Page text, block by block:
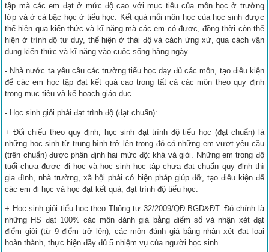
tập mà các em đạt ở mức độ cao với mục tiêu của môn học ở trường
lớp và ở cả bậc học ở tiểu học. Kết quả mỗi môn học của học sinh được
thể hiện qua kiến thức và kĩ năng mà các em có được, đồng thời còn thể
hiện ở trình độ tư duy, thể hiện ở thái độ và cách ứng xử, qua cách vận
dụng kiến thức và kĩ năng vào cuộc sống hàng ngày.
- Nhà nước ta yêu cầu các trường tiểu học dạy đủ các môn, tạo điều kiện
để các em học tập đạt kết quả cao trong tất cả các môn theo quy định
trong mục tiêu và kế hoạch giáo dục.
- Học sinh giỏi phải đạt trình độ (đạt chuẩn):
+ Đối chiếu theo quy định, học sinh đạt trình độ tiểu học (đạt chuẩn) là
những học sinh từ trung bình trở lên trong đó có những em vượt yêu cầu
(trên chuẩn) được phân định hai mức độ: khá và giỏi. Những em trong độ
tuổi chưa được đi học và học sinh học tập chưa đạt chuẩn quy định thì
gia đình, nhà trường, xã hội phải có biện pháp giúp đỡ, tạo điều kiện để
các em đi học và học đạt kết quả, đạt trình độ tiểu học.
+ Học sinh giỏi tiểu học theo Thông tư 32/2009/QĐ-BGD&ĐT: Đó chính là
những HS đạt 100% các môn đánh giá bằng điểm số và nhận xét đạt
điểm giỏi (từ 9 điểm trở lên), các môn đánh giá bằng nhận xét đạt loại
hoàn thành, thực hiện đầy đủ 5 nhiệm vụ của người học sinh.